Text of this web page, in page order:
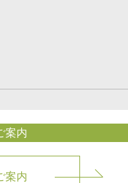
案内
案内